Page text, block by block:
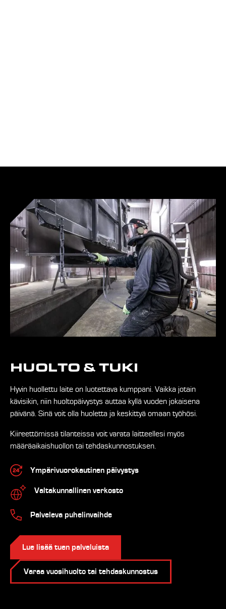
HUOLTO & TUKI
Hyvin huollettu laite on luotettava kumppani. Vaikka jotain
kävisikin, niin huoltopäivystys auttaa kyllä vuoden jokaisena
päivänä. Sinä voit olla huoletta ja keskittyä omaan työhösi.
Kiireettömissä tilanteissa voit varata laitteellesi myös
määräaikaishuollon tai tehdaskunnostuksen.
Ympärivuorokautinen päivystys
Valtakunnallinen verkosto
Palveleva puhelinvaihde
Lue lisää tuen palveluista
Varaa vuosihuolto tai tehdaskunnostus